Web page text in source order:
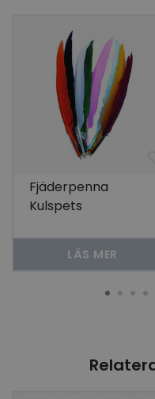
Fjäderpenna
Kulspets
LÄS MER